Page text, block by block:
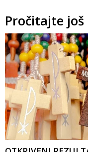
Pročitajte još